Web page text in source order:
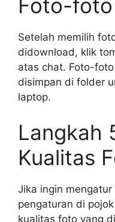
Foto-
Setelah memilih
didownload, klik
atas chat. Foto-
disimpan di folder
laptop.
Langkah
Kualitas
Jika ingin
pengaturan di
kualitas foto yang